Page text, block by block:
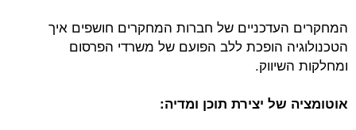
המחקרים העדכניים של חברות המחקרים חושפים איך
הטכנולוגיה הופכת ללב הפועם של משרדי הפרסום
ומחלקות השיווק.
אוטומציה של יצירת תוכן ומדיה: